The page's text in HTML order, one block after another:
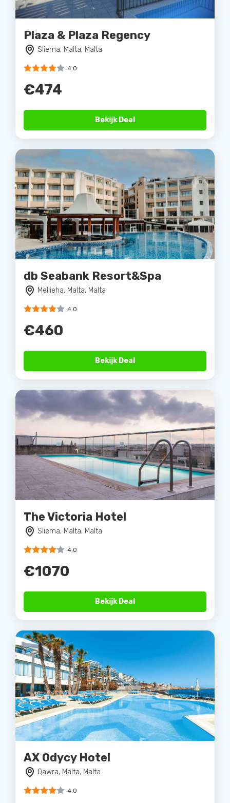
Plaza & Plaza Regency
Sliema, Malta, Malta
4.0
€474
Bekijk Deal
db Seabank Resort&Spa
Mellieha, Malta, Malta
4.0
€460
Bekijk Deal
The Victoria Hotel
Sliema, Malta, Malta
4.0
€1070
Bekijk Deal
AX Odycy Hotel
Qawra, Malta, Malta
4.0